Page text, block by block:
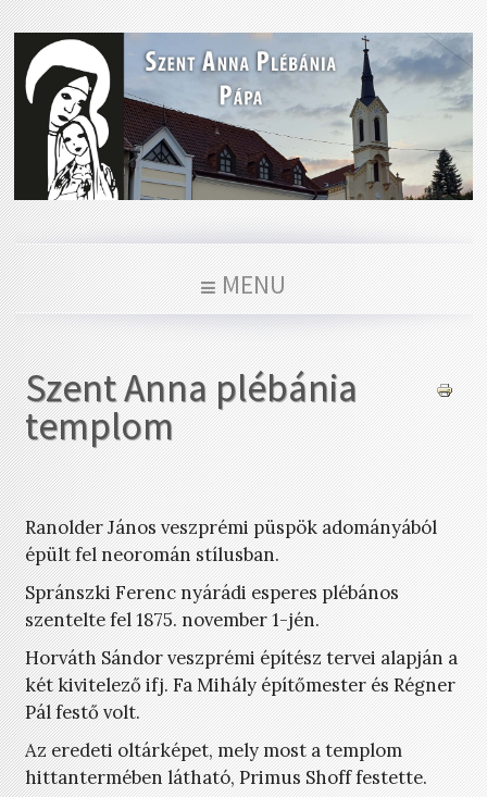
MENU
Szent Anna plébánia
templom
Ranolder János veszprémi püspök adományából
épült fel neoromán stílusban.
Spránszki Ferenc nyárádi esperes plébános
szentelte fel 1875. november 1-jén.
Horváth Sándor veszprémi építész tervei alapján a
két kivitelező ifj. Fa Mihály építőmester és Régner
Pál festő volt.
Az eredeti oltárképet, mely most a templom
hittantermében látható, Primus Shoff festette.